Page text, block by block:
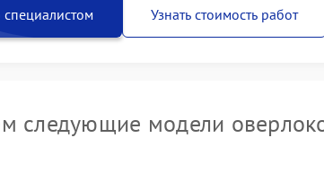
специалистом Узнать стоимость работ
следующие модели